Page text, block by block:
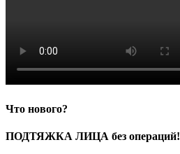
Что нового?
ПОДТЯЖКА ЛИЦА без операций!